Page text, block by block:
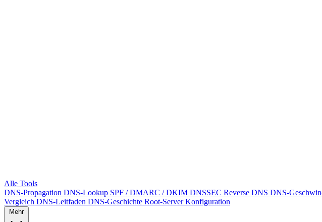
Alle Tools
DNS-Propagation DNS-Lookup SPF / DMARC / DKIM DNSSEC Reverse DNS DNS-
Vergleich DNS-Leitfaden DNS-Geschichte Root-ServerKonfiguration
Mehr